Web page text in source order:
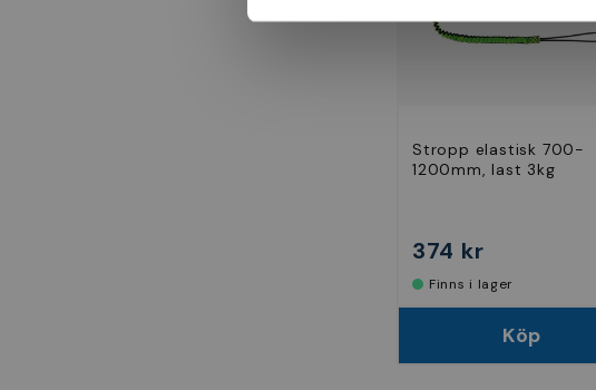
Stropp elastisk 700-
1200mm, last 3kg
374 kr
Finns i lager
Köp